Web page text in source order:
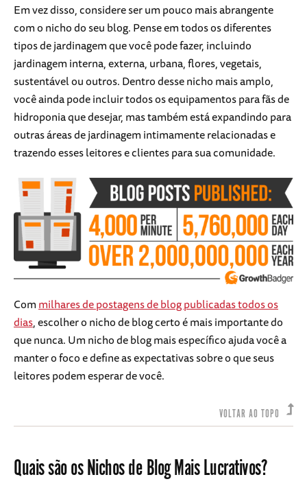
Em vez disso, considere ser um pouco mais abrangente
com o nicho do seu blog. Pense em todos os diferentes
tipos de jardinagem que você pode fazer, incluindo
jardinagem interna, externa, urbana, flores, vegetais,
sustentável ou outros. Dentro desse nicho mais amplo,
você ainda pode incluir todos os equipamentos para fãs de
hidroponia que desejar, mas também está expandindo para
outras áreas de jardinagem intimamente relacionadas e
trazendo esses leitores e clientes para sua comunidade.
Commilhares de postagens de blog publicadas todos os
dias, escolher o nicho de blog certo é mais importante do
que nunca. Um nicho de blog mais específico ajuda você a
manter o foco e define as expectativas sobre o que seus
leitores podem esperar de você.
VOLTAR AO TOPO
Quais são os Nichos de Blog Mais Lucrativos?